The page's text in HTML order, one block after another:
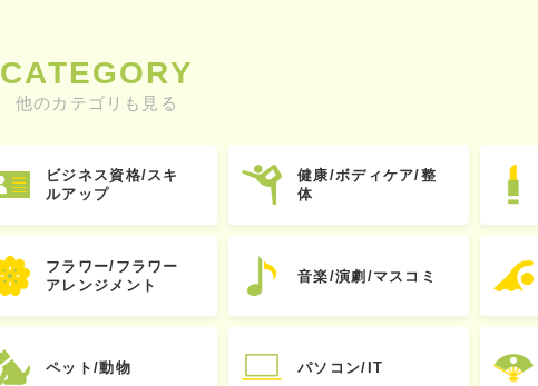
CATEGORY
他のカテゴリも見る
ビジネス資格/スキ
ルアップ
健康/ボディケア/整
体
フラワー/フラワー
アレンジメント
音楽/演劇/マスコミ
ペット/動物 パソコン/IT